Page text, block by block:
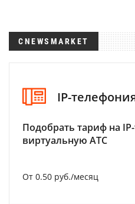
CNEWSMARKET
IP-
Подобрать тариф на
виртуальную АТС
От 0.50 руб./месяц